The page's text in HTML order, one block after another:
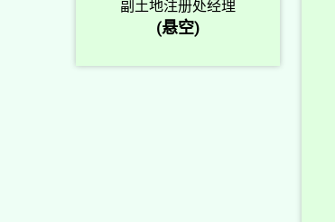
副土地注册处经理
(悬空)